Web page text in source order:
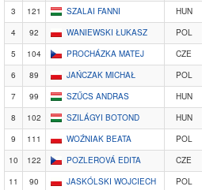
3
121 SZALAI FANNI HUN
4
92 WANIEWSKI ŁUKASZ POL
5
104 PROCHÁZKA MATEJ CZE
6
89 JAŃCZAK MICHAŁ POL
7
99 SZŰCS ANDRAS HUN
8
102 SZILÁGYI BOTOND HUN
9
111 WOŹNIAK BEATA POL
10
122 POZLEROVÁ EDITA CZE
11
90 JASKÓLSKI WOJCIECH POL